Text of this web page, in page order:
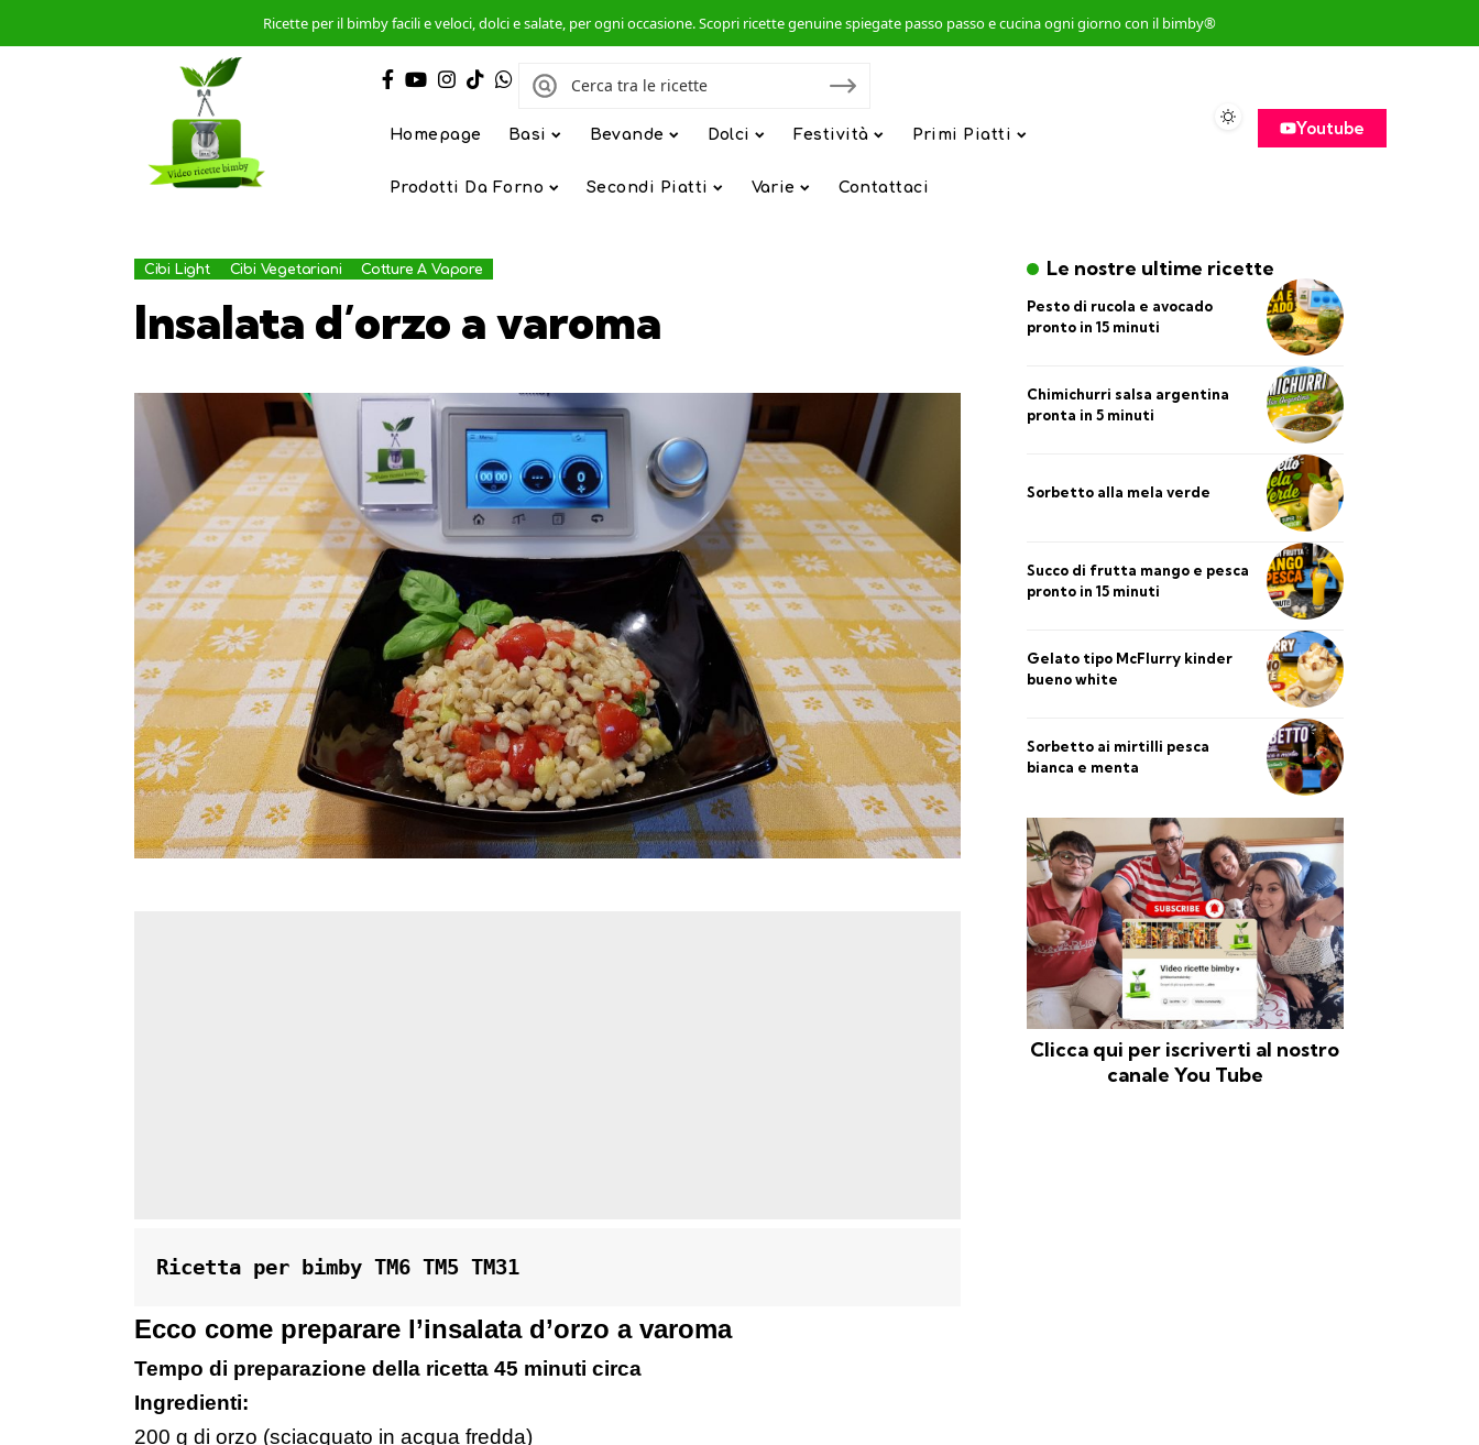
Ricette per il bimby facili e veloci, dolci e salate, per ogni occasione. Scopri ricette genuine spiegate passo passo e cucina ogni giorno con il bimby®
Homepage Basi Bevande Dolci Festività Primi Piatti
Prodotti Da Forno Secondi Piatti Varie Contattaci
Youtube
Cibi Light Cibi Vegetariani Cotture A Vapore
Insalata d’orzo a varoma
Ricetta per bimby TM6 TM5 TM31
Ecco come preparare l’insalata d’orzo a varoma
Tempo di preparazione della ricetta 45 minuti circa
Ingredienti:
200 g di orzo (sciacquato in acqua fredda)
Le nostre ultime ricette
Pesto di rucola e avocado
pronto in 15 minuti
Chimichurri salsa argentina
pronta in 5 minuti
Sorbetto alla mela verde
Succo di frutta mango e pesca
pronto in 15 minuti
Gelato tipo McFlurry kinder
bueno white
Sorbetto ai mirtilli pesca
bianca e menta
Clicca qui per iscriverti al nostro
canale You Tube